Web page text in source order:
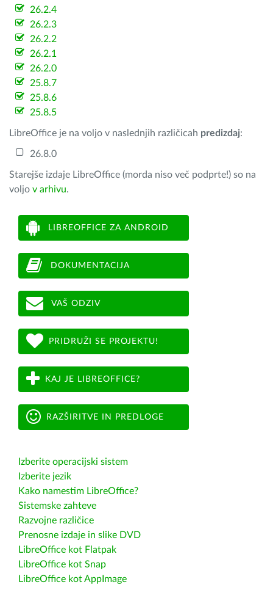
26.2.4
26.2.3
26.2.2
26.2.1
26.2.0
25.8.7
25.8.6
25.8.5
LibreOffice je na voljo v naslednjih različicah predizdaj:
26.8.0
Starejše izdaje LibreOffice (morda niso več podprte!) so na
voljo v arhivu.
LIBREOFFICE ZA ANDROID
DOKUMENTACIJA
VAŠ ODZIV
PRIDRUŽI SE PROJEKTU!
KAJ JE LIBREOFFICE?
RAZŠIRITVE IN PREDLOGE
Izberite operacijski sistem
Izberite jezik
Kako namestim LibreOffice?
Sistemske zahteve
Razvojne različice
Prenosne izdaje in slike DVD
LibreOffice kot Flatpak
LibreOffice kot Snap
LibreOffice kot AppImage